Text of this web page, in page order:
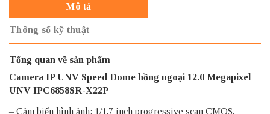
Mô tả
Thông số kỹ thuật
Tổng quan về sản phẩm
Camera IP UNV Speed Dome hồng ngoại 12.0 Megapixel
UNV IPC6858SR-X22P
– Cảm biến hình ảnh: 1/1.7 inch progressive scan CMOS.